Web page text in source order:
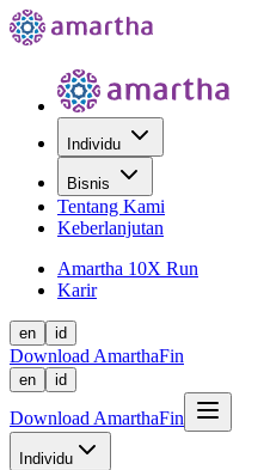
Individu
Bisnis
Tentang Kami
Keberlanjutan
Amartha 10X Run
Karir
en id
Download AmarthaFin
en id
Download AmarthaFin
Individu